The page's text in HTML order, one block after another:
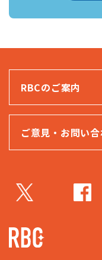
RBCのご案内
ご意見・お問い